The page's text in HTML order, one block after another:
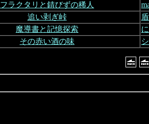
フラクタリと錆びずの稀人
追い剥ぎ峠
魔導書と記憶探索
その赤い酒の味